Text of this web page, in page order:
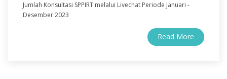
Jumlah Konsultasi SPPIRT melalui Livechat Periode Januari -
Desember 2023
Read More